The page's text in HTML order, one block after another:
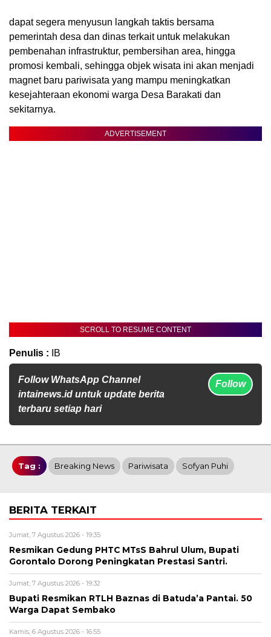
‎dapat segera menyusun langkah taktis bersama
pemerintah desa dan dinas terkait untuk melakukan
pembenahan infrastruktur, pembersihan area, hingga
promosi kembali, sehingga objek wisata ini akan menjadi
magnet baru pariwisata yang mampu meningkatkan
kesejahteraan ekonomi warga Desa Barakati dan
sekitarnya.
ADVERTISEMENT
SCROLL TO RESUME CONTENT
Penulis : IB
Follow WhatsApp Channel
intainews.id untuk update berita
terbaru setiap hari
Follow
Tag : Breaking News Pariwisata Sofyan Puhi
BERITA TERKAIT
Jumat, 7 Agustus 2026 - 19:35
Resmikan Gedung PHTC MTsS Bahrul Ulum, Bupati
Gorontalo Dorong Peningkatan Prestasi Santri.
Jumat, 7 Agustus 2026 - 19:32
Bupati Resmikan RTLH Baznas di Batuda’a Pantai. 50
Warga Dapat Sembako
Kamis, 6 Agustus 2026 - 16:55